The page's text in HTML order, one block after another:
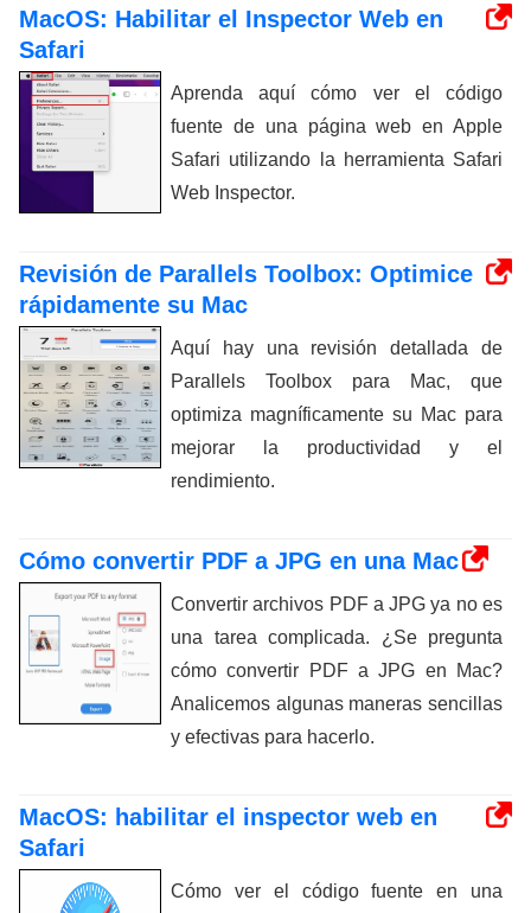
MacOS: Habilitar el Inspector Web en
Safari
Aprenda aquí cómo ver el código
fuente de una página web en Apple
Safari utilizando la herramienta Safari
Web Inspector.
Revisión de Parallels Toolbox: Optimice
rápidamente su Mac
Aquí hay una revisión detallada de
Parallels Toolbox para Mac, que
optimiza magníficamente su Mac para
mejorar la productividad y el
rendimiento.
Cómo convertir PDF a JPG en una Mac
Convertir archivos PDF a JPG ya no es
una tarea complicada. ¿Se pregunta
cómo convertir PDF a JPG en Mac?
Analicemos algunas maneras sencillas
y efectivas para hacerlo.
MacOS: habilitar el inspector web en
Safari
Cómo ver el código fuente en una